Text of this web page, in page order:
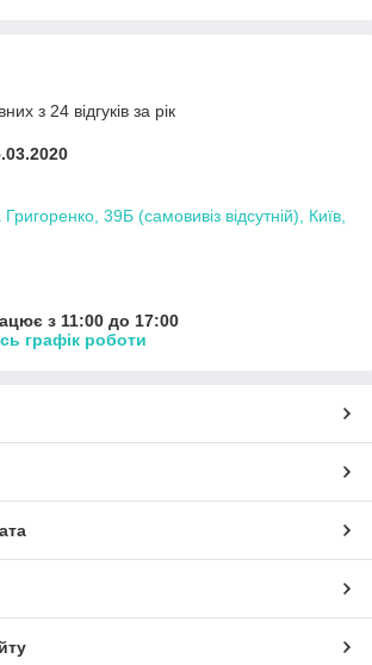
з 24 відгуків за рік
39Б (самовивіз відсутній), Київ,
з 11:00 до 17:00
графік роботи